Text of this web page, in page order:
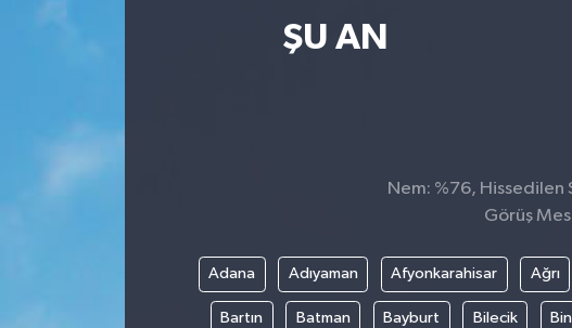
ŞU AN
Nem: %76, Hissedilen
Görüş
Adana Adıyaman Afyonkarahisar Ağrı
Bartın Batman Bayburt Bilecik